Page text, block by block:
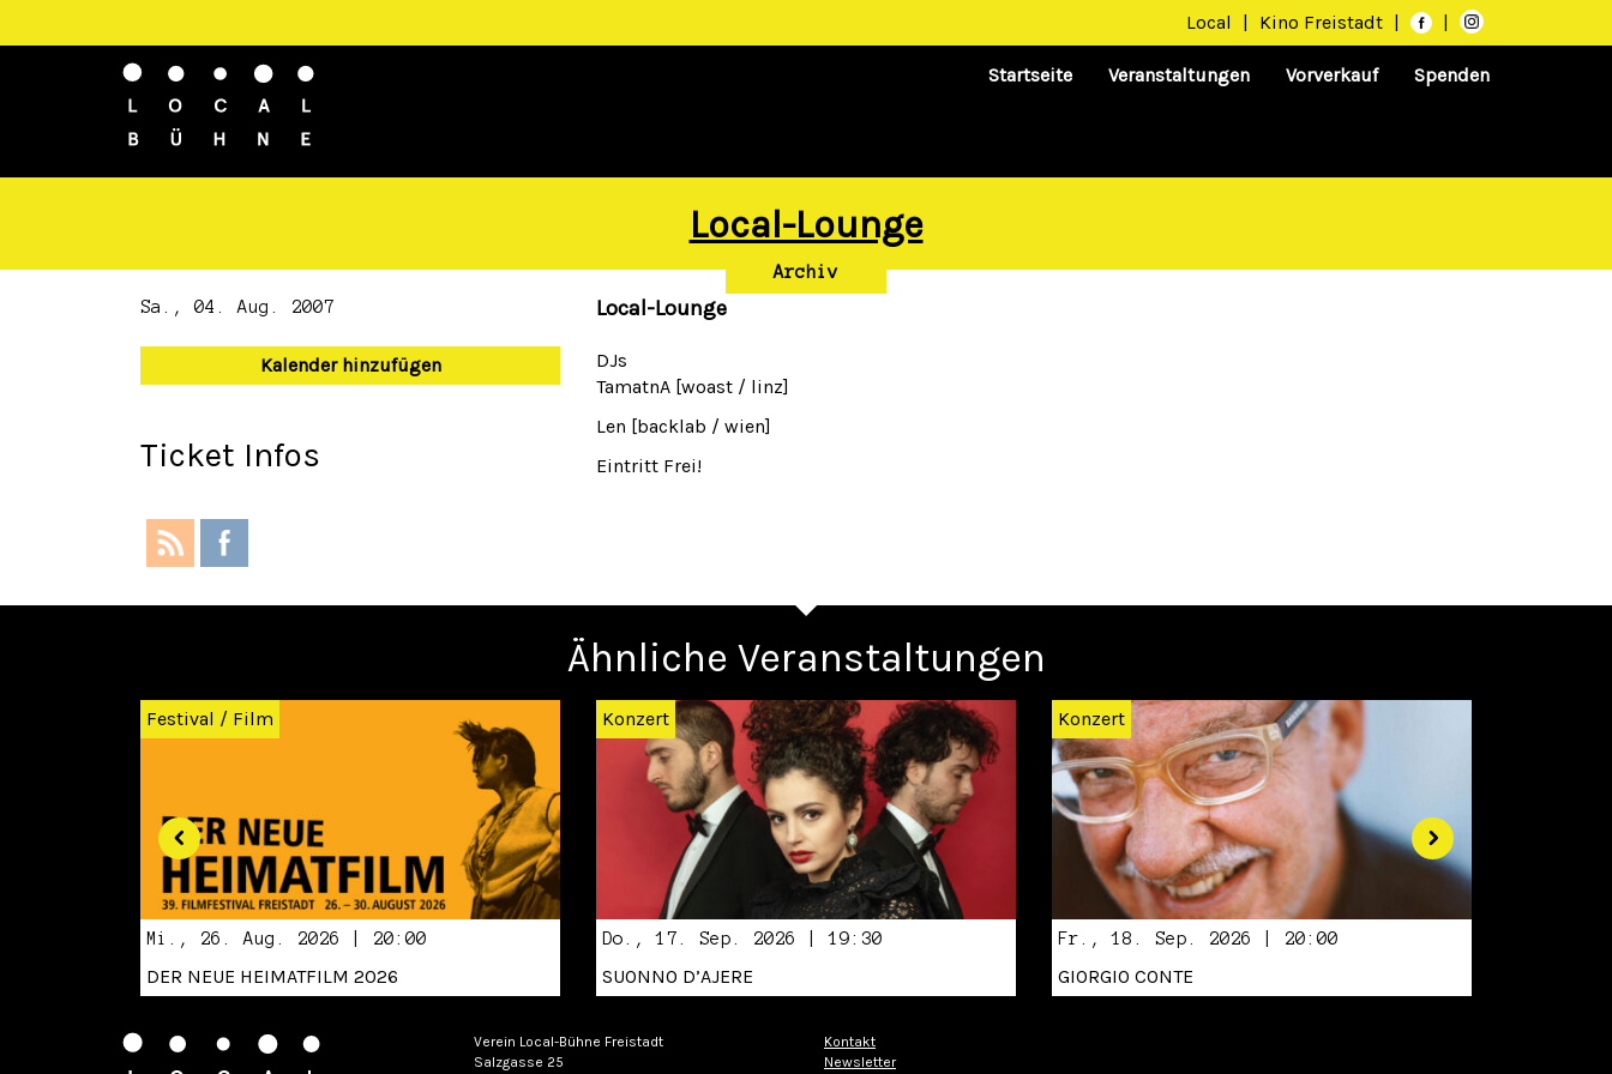
Local | Kino Freistadt | |
Startseite Veranstaltungen Vorverkauf Spenden
Local-Lounge
Archiv
Sa., 04. Aug. 2007
Kalender hinzufügen
Ticket Infos
Local-Lounge
DJs
TamatnA [woast / linz]
Len [backlab / wien]
Eintritt Frei!
Ähnliche Veranstaltungen
Festival / Film
Mi., 26. Aug. 2026 | 20:00
DER NEUE HEIMATFILM 2026
Konzert
Do., 17. Sep. 2026 | 19:30
SUONNO D’AJERE
Konzert
Fr., 18. Sep. 2026 | 20:00
GIORGIO CONTE
Verein Local-Bühne Freistadt
Salzgasse 25
Kontakt
Newsletter